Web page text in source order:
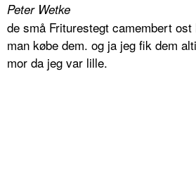
Peter Wetke
de små Friturestegt camembert
man købe dem. og ja jeg fik dem
mor da jeg var lille.